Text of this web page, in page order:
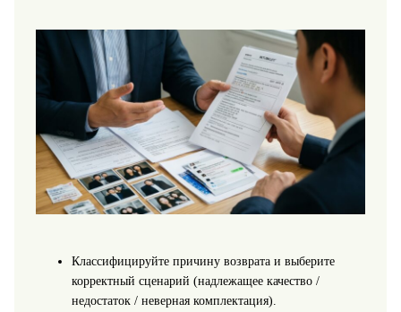
Классифицируйте причину возврата и выберите
корректный сценарий (надлежащее качество /
недостаток / неверная комплектация).